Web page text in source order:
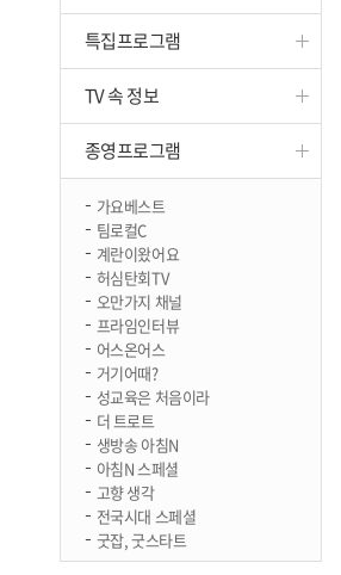
특집프로그램
TV 속 정보
종영프로그램
가요베스트
팀로컬C
계란이왔어요
허심탄회TV
오만가지 채널
프라임인터뷰
어스온어스
거기어때?
성교육은 처음이라
더 트로트
생방송 아침N
아침N 스페셜
고향 생각
전국시대 스페셜
굿잡, 굿스타트